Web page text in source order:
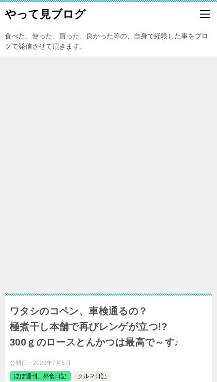
やって見ブログ
食べた、使った、買った、良かった等の、自身で経験した事をブロ
グで発信させて頂きます。
ワタシのコペン、車検通るの？
極煮干し本舗で再びレンゲが立つ!?
300ｇのロースとんかつは最高で～す♪
公開日： 2023年7月5日
ほぼ週刊、外食日記
クルマ日記